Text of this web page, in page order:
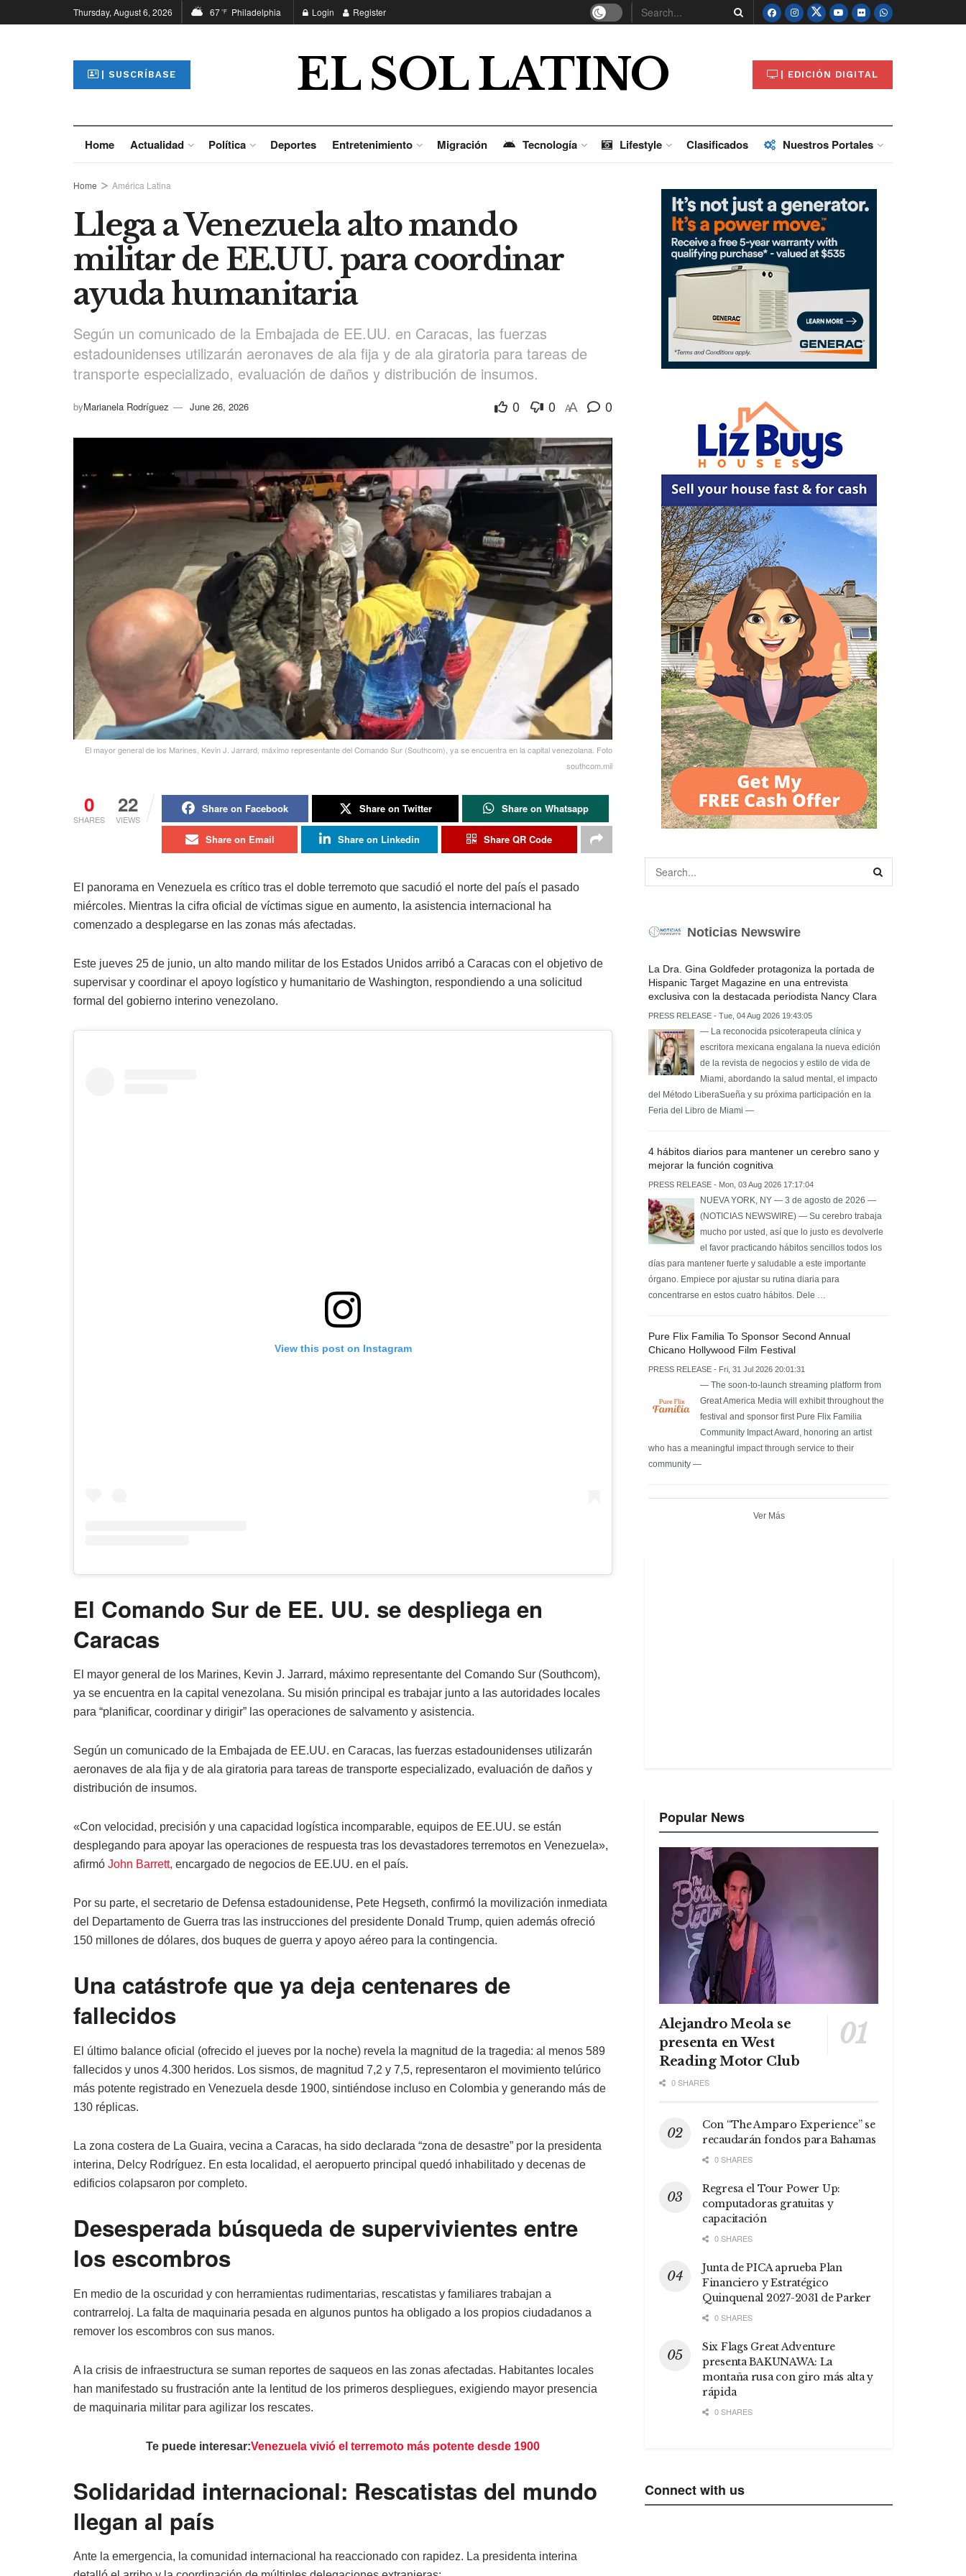
Thursday, August 6, 2026 67°F Philadelphia Login Register
| SUSCRÍBASE EL SOL LATINO | EDICIÓN DIGITAL
Home Actualidad Política Deportes Entretenimiento Migración Tecnología Lifestyle Clasificados Nuestros Portales
Home América Latina
Llega a Venezuela alto mando
militar de EE.UU. para coordinar
ayuda humanitaria
Según un comunicado de la Embajada de EE.UU. en Caracas, las fuerzas
estadounidenses utilizarán aeronaves de ala fija y de ala giratoria para tareas de
transporte especializado, evaluación de daños y distribución de insumos.
byMarianela Rodríguez June 26, 2026 0 0 AA 0
El mayor general de los Marines, Kevin J. Jarrard, máximo representante del Comando Sur (Southcom), ya se encuentra en la capital venezolana. Foto
southcom.mil
0
SHARES
22
VIEWS
Share on Facebook Share on Twitter Share on Whatsapp
Share on Email Share on Linkedin Share QR Code
El panorama en Venezuela es crítico tras el doble terremoto que sacudió el norte del país el pasado
miércoles. Mientras la cifra oficial de víctimas sigue en aumento, la asistencia internacional ha
comenzado a desplegarse en las zonas más afectadas.
Este jueves 25 de junio, un alto mando militar de los Estados Unidos arribó a Caracas con el objetivo de
supervisar y coordinar el apoyo logístico y humanitario de Washington, respondiendo a una solicitud
formal del gobierno interino venezolano.
View this post on Instagram
El Comando Sur de EE. UU. se despliega en
Caracas
El mayor general de los Marines, Kevin J. Jarrard, máximo representante del Comando Sur (Southcom),
ya se encuentra en la capital venezolana. Su misión principal es trabajar junto a las autoridades locales
para “planificar, coordinar y dirigir” las operaciones de salvamento y asistencia.
Según un comunicado de la Embajada de EE.UU. en Caracas, las fuerzas estadounidenses utilizarán
aeronaves de ala fija y de ala giratoria para tareas de transporte especializado, evaluación de daños y
distribución de insumos.
«Con velocidad, precisión y una capacidad logística incomparable, equipos de EE.UU. se están
desplegando para apoyar las operaciones de respuesta tras los devastadores terremotos en Venezuela»,
afirmó John Barrett, encargado de negocios de EE.UU. en el país.
Por su parte, el secretario de Defensa estadounidense, Pete Hegseth, confirmó la movilización inmediata
del Departamento de Guerra tras las instrucciones del presidente Donald Trump, quien además ofreció
150 millones de dólares, dos buques de guerra y apoyo aéreo para la contingencia.
Una catástrofe que ya deja centenares de
fallecidos
El último balance oficial (ofrecido el jueves por la noche) revela la magnitud de la tragedia: al menos 589
fallecidos y unos 4.300 heridos. Los sismos, de magnitud 7,2 y 7,5, representaron el movimiento telúrico
más potente registrado en Venezuela desde 1900, sintiéndose incluso en Colombia y generando más de
130 réplicas.
La zona costera de La Guaira, vecina a Caracas, ha sido declarada “zona de desastre” por la presidenta
interina, Delcy Rodríguez. En esta localidad, el aeropuerto principal quedó inhabilitado y decenas de
edificios colapsaron por completo.
Desesperada búsqueda de supervivientes entre
los escombros
En medio de la oscuridad y con herramientas rudimentarias, rescatistas y familiares trabajan a
contrarreloj. La falta de maquinaria pesada en algunos puntos ha obligado a los propios ciudadanos a
remover los escombros con sus manos.
A la crisis de infraestructura se suman reportes de saqueos en las zonas afectadas. Habitantes locales
han manifestado su frustración ante la lentitud de los primeros despliegues, exigiendo mayor presencia
de maquinaria militar para agilizar los rescates.
Te puede interesar:Venezuela vivió el terremoto más potente desde 1900
Solidaridad internacional: Rescatistas del mundo
llegan al país
Ante la emergencia, la comunidad internacional ha reaccionado con rapidez. La presidenta interina
Noticias Newswire
La Dra. Gina Goldfeder protagoniza la portada de
Hispanic Target Magazine en una entrevista
exclusiva con la destacada periodista Nancy Clara
PRESS RELEASE - Tue, 04 Aug 2026 19:43:05
— La reconocida psicoterapeuta clínica y
escritora mexicana engalana la nueva edición
de la revista de negocios y estilo de vida de
Miami, abordando la salud mental, el impacto
del Método LiberaSueña y su próxima participación en la
Feria del Libro de Miami —
4 hábitos diarios para mantener un cerebro sano y
mejorar la función cognitiva
PRESS RELEASE - Mon, 03 Aug 2026 17:17:04
NUEVA YORK, NY — 3 de agosto de 2026 —
(NOTICIAS NEWSWIRE) — Su cerebro trabaja
mucho por usted, así que lo justo es devolverle
el favor practicando hábitos sencillos todos los
días para mantener fuerte y saludable a este importante
órgano. Empiece por ajustar su rutina diaria para
concentrarse en estos cuatro hábitos. Dele …
Pure Flix Familia To Sponsor Second Annual
Chicano Hollywood Film Festival
PRESS RELEASE - Fri, 31 Jul 2026 20:01:31
— The soon-to-launch streaming platform from
Great America Media will exhibit throughout the
festival and sponsor first Pure Flix Familia
Community Impact Award, honoring an artist
who has a meaningful impact through service to their
community —
Ver Más
Popular News
Alejandro Meola se
presenta en West
Reading Motor Club
0 SHARES
Con “The Amparo Experience” se
recaudarán fondos para Bahamas
0 SHARES
Regresa el Tour Power Up:
computadoras gratuitas y
capacitación
0 SHARES
Junta de PICA aprueba Plan
Financiero y Estratégico
Quinquenal 2027-2031 de Parker
0 SHARES
Six Flags Great Adventure
presenta BAKUNAWA: La
montaña rusa con giro más alta y
rápida
0 SHARES
Connect with us